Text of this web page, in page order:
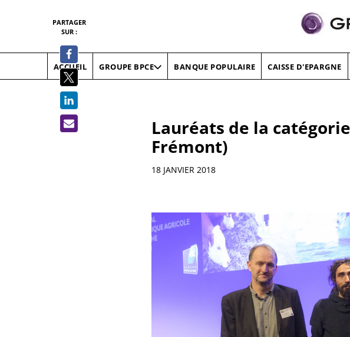
ACCUEIL GROUPE BPCE BANQUE POPULAIRE CAISSE D'EPARGNE
Lauréats de la
Frémont)
Informations
18 JANVIER 2018
PARTAGER
SUR :